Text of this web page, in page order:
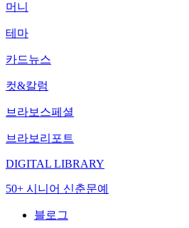
머니
테마
카드뉴스
컷&칼럼
브라보스페셜
브라보리포트
DIGITAL LIBRARY
50+ 시니어 신춘문예
블로그